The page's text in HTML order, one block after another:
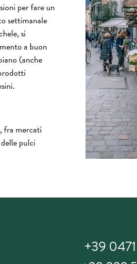
per fare un
settimanale
si
a buon
(anche
fra mercati
pulci
+39